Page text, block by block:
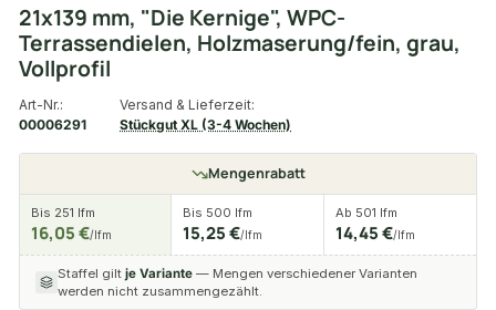
21x139 mm, "Die Kernige", WPC-
Terrassendielen, Holzmaserung/fein, grau,
Vollprofil
Art-Nr.:
00006291
Versand & Lieferzeit:
Stückgut XL (3-4 Wochen)
Mengenrabatt
Bis 251 lfm
16,05 €/lfm
Bis 500 lfm
15,25 €/lfm
Ab 501 lfm
14,45 €/lfm
Staffel gilt je Variante — Mengen verschiedener Varianten
werden nicht zusammengezählt.